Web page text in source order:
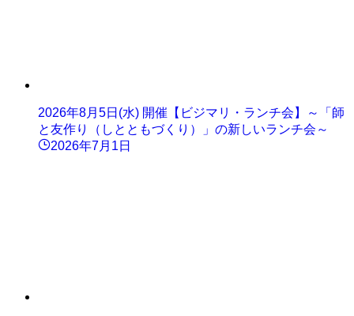
2026年8月5日(水) 開催【ビジマリ・ランチ会】～「師
と友作り（しとともづくり）」の新しいランチ会～
2026年7月1日